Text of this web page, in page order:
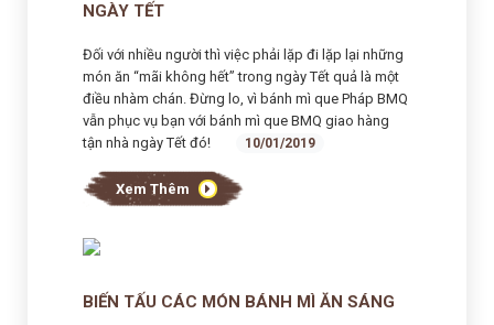
NGÀY TẾT
Đối với nhiều người thì việc phải lặp đi lặp lại những
món ăn “mãi không hết” trong ngày Tết quả là một
điều nhàm chán. Đừng lo, vì bánh mì que Pháp BMQ
vẫn phục vụ bạn với bánh mì que BMQ giao hàng
tận nhà ngày Tết đó!
10/01/2019
Xem Thêm
BIẾN TẤU CÁC MÓN BÁNH MÌ ĂN SÁNG